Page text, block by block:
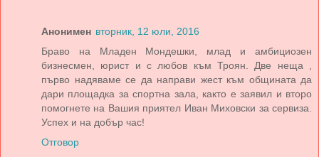
Анонимен вторник, 12 юли, 2016
Браво на Младен Мондешки, млад и амбициозен
бизнесмен, юрист и с любов към Троян. Две неща ,
първо надяваме се да направи жест към общината да
дари площадка за спортна зала, както е заявил и второ
помогнете на Вашия приятел Иван Миховски за сервиза.
Успех и на добър час!
Отговор